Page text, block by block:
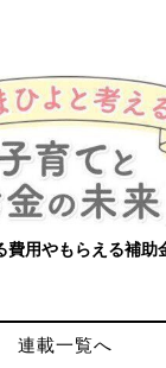
らえる補助金・助
連載一覧へ